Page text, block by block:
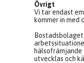
Övrigt
Vi tar endast
kommer in med
utvecklas och